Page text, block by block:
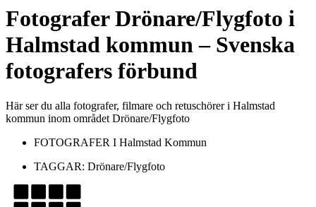
FotograferDrönare/Flygfoto i
Halmstad kommun– Svenska
fotografers förbund
Här ser du alla fotografer, filmare och retuschörer i Halmstad
kommun inom området Drönare/Flygfoto
FOTOGRAFER I Halmstad Kommun
TAGGAR: Drönare/Flygfoto